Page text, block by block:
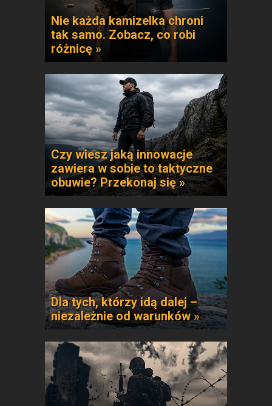
Nie każda kamizelka chroni
tak samo. Zobacz, co robi
różnicę »
Czy wiesz jaką innowacje
zawiera w sobie to taktyczne
obuwie? Przekonaj się »
Dla tych, którzy idą dalej –
niezależnie od warunków »